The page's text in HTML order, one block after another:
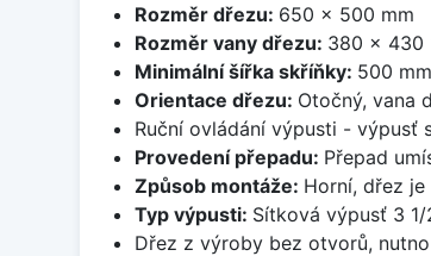
Rozměr dřezu: 650 x 500 mm
Rozměr vany dřezu: 380 x 430
Minimální šířka skříňky: 500 mm
Orientace dřezu: Otočný, vana
Ruční ovládání výpusti - výpusť
Provedení přepadu: Přepad
Způsob montáže: Horní, dřez
Typ výpusti: Sítková výpusť 3 1/
Dřez z výroby bez otvorů,